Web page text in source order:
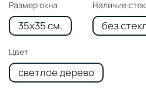
Размер окна
35x35 см.
Наличие
без
Цвет
светлое дерево